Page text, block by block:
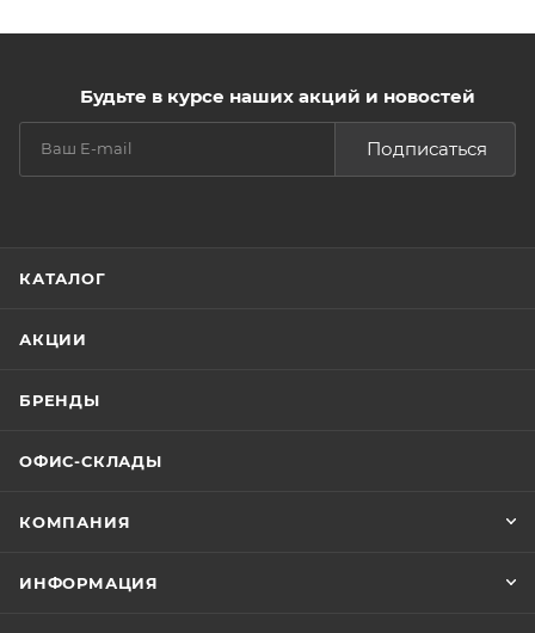
Будьте в курсе наших акций и новостей
Подписаться
КАТАЛОГ
АКЦИИ
БРЕНДЫ
ОФИС-СКЛАДЫ
КОМПАНИЯ
ИНФОРМАЦИЯ